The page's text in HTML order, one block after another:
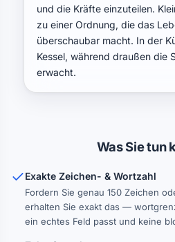
und die Kräfte einzuteilen.
zu einer Ordnung, die das
überschaubar macht. In der
Kessel, während draußen die
erwacht.
gewohnten Rhythmus. Die
Gang geht.
Die Wohnung wird nach und
Was Sie tun
Exakte Zeichen- & Wortzahl
Fordern Sie genau 150 Zeichen
erhalten Sie exakt das —
ein echtes Feld passt und keine